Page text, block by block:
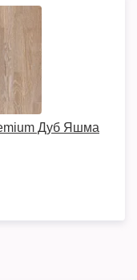
Дуб Яшма